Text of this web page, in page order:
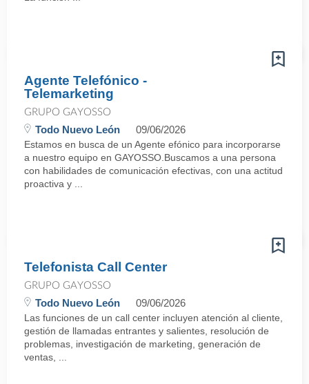
Agente Telefónico -
Telemarketing
GRUPO GAYOSSO
Todo Nuevo León 09/06/2026
Estamos en busca de un Agente efónico para incorporarse
a nuestro equipo en GAYOSSO.Buscamos a una persona
con habilidades de comunicación efectivas, con una actitud
proactiva y ...
Telefonista Call Center
GRUPO GAYOSSO
Todo Nuevo León 09/06/2026
Las funciones de un call center incluyen atención al cliente,
gestión de llamadas entrantes y salientes, resolución de
problemas, investigación de marketing, generación de
ventas, ...